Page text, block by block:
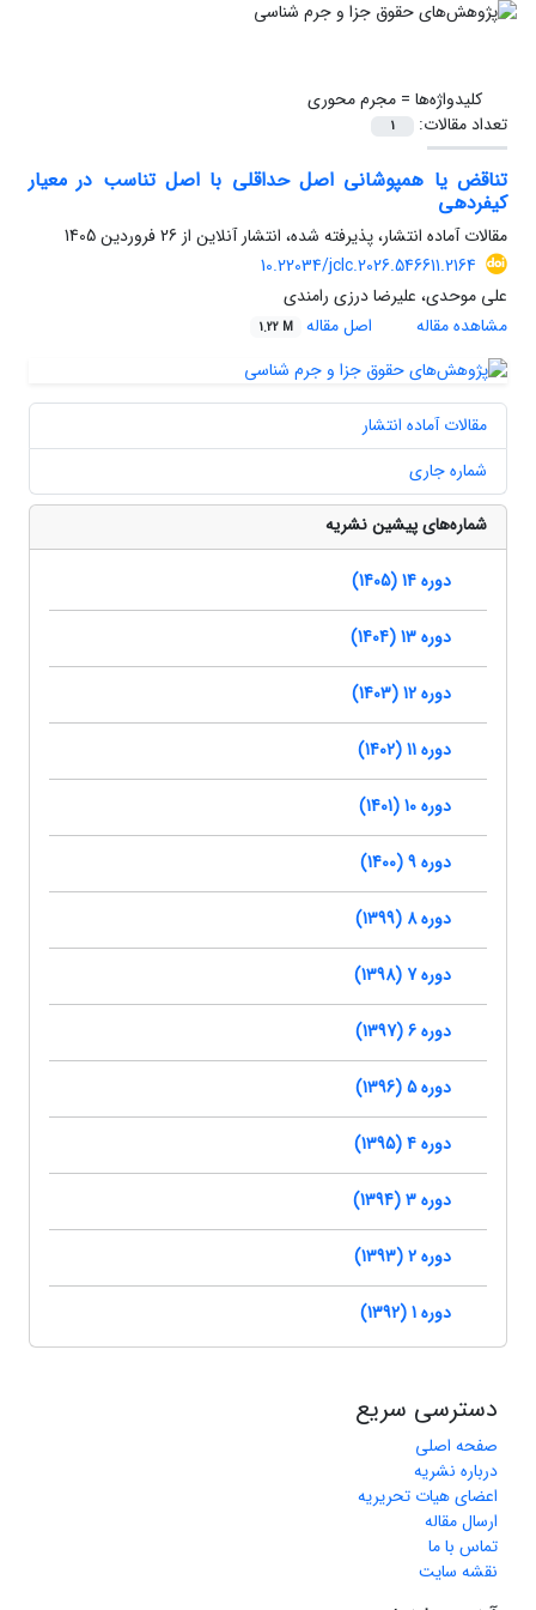
کلیدواژه‌ها =مجرم محوری
تعداد مقالات:
1
تناقض یا همپوشانی اصل حداقلی با اصل تناسب در معیار
کیفردهی
مقالات آماده انتشار، پذیرفته شده، انتشار آنلاین از 26 فروردین 1405
10.22034/jclc.2026.546611.2164
علی موحدی، علیرضا درزی رامندی
مشاهده مقاله
اصل مقاله 1.22 M
مقالات آماده انتشار
شماره جاری
شماره‌های پیشین نشریه
دوره 14 (1405)
دوره 13 (1404)
دوره 12 (1403)
دوره 11 (1402)
دوره 10 (1401)
دوره 9 (1400)
دوره 8 (1399)
دوره 7 (1398)
دوره 6 (1397)
دوره 5 (1396)
دوره 4 (1395)
دوره 3 (1394)
دوره 2 (1393)
دوره 1 (1392)
دسترسی سریع
صفحه اصلی
درباره نشریه
اعضای هیات تحریریه
ارسال مقاله
تماس با ما
نقشه سایت